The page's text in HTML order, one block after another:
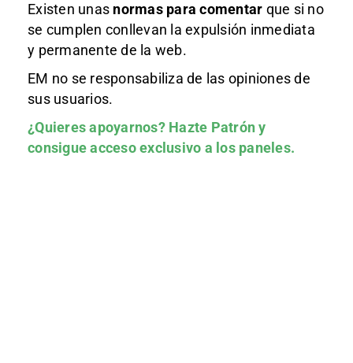
Existen unas normas para comentar que si no
se cumplen conllevan la expulsión inmediata
y permanente de la web.
EM no se responsabiliza de las opiniones de
sus usuarios.
¿Quieres apoyarnos? Hazte Patróny
consigue acceso exclusivo a los paneles.